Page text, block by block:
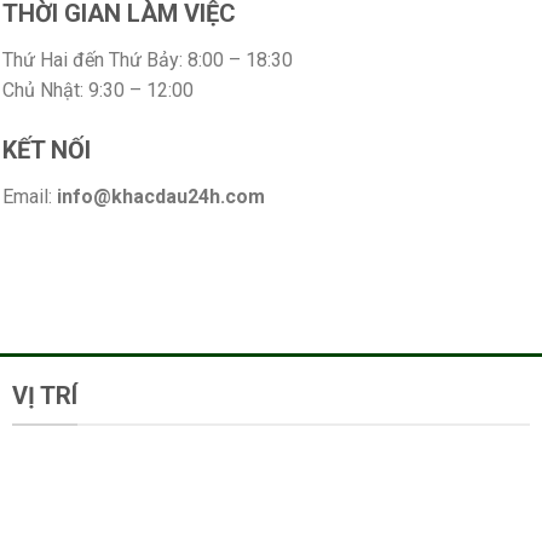
THỜI GIAN LÀM VIỆC
Thứ Hai đến Thứ Bảy: 8:00 – 18:30
Chủ Nhật: 9:30 – 12:00
KẾT NỐI
Email: info@khacdau24h.com
VỊ TRÍ